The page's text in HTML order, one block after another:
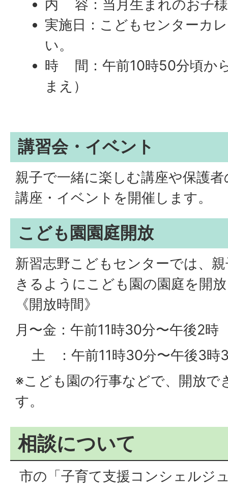
内 容：当月生まれのお子
実施日：こどもセンターカ
い。
時 間：午前10時50分頃か
まえ）
講習会・イベント
親子で一緒に楽しむ講座や保護
講座・イベントを開催します。
こども園園庭開放
新習志野こどもセンターでは、
きるようにこども園の園庭を開
《開放時間》
月〜金：午前11時30分〜午後2時
土 ：午前11時30分〜午後3時
※こども園の行事などで、開放で
す。
相談について
市の「子育て支援コンシェルジ